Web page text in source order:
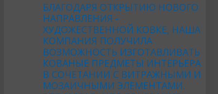
БЛАГОДАРЯ ОТКРЫТИЮ НОВОГО
НАПРАВЛЕНИЯ -
ХУДОЖЕСТВЕННОЙ КОВКЕ, НАША
КОМПАНИЯ ПОЛУЧИЛА
ВОЗМОЖНОСТЬ ИЗГОТАВЛИВАТЬ
КОВАНЫЕ ПРЕДМЕТЫ ИНТЕРЬЕРА
В СОЧЕТАНИИ С ВИТРАЖНЫМИ И
МОЗАИЧНЫМИ ЭЛЕМЕНТАМИ.